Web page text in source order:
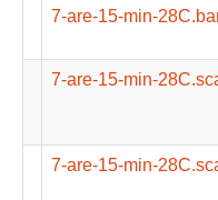
7-are-15-min-
7-are-15-min-
7-are-15-min-